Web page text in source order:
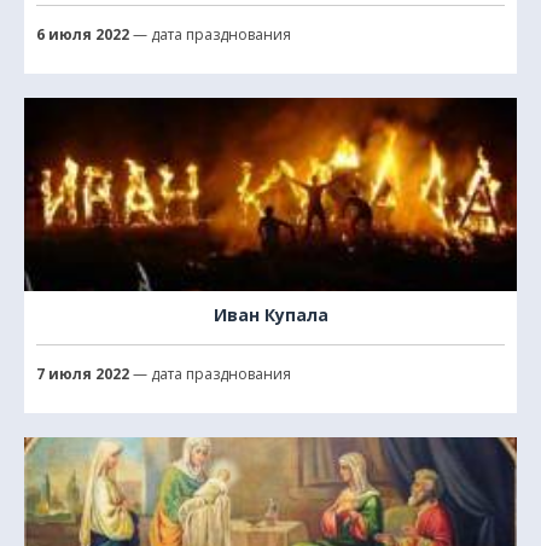
6 июля 2022— дата празднования
Иван Купала
7 июля 2022— дата празднования